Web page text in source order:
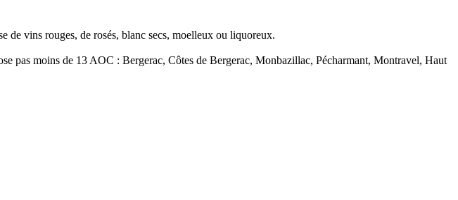
de vins rouges, de rosés, blanc secs, moelleux ou liquoreux.
pas moins de 13 AOC : Bergerac, Côtes de Bergerac, Monbazillac, Pécharmant, Montravel, Haut